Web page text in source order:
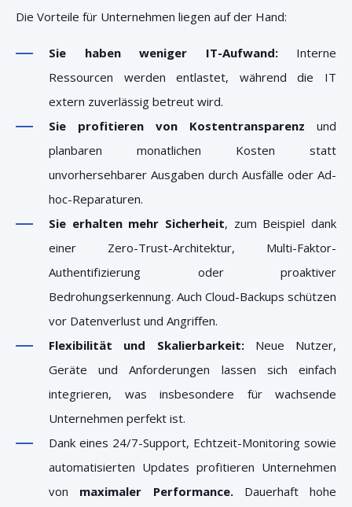
Die Vorteile für Unternehmen liegen auf der Hand:
Sie haben weniger IT-Aufwand:Interne
Ressourcen werden entlastet, während die IT
extern zuverlässig betreut wird.
Sie profitieren von Kostentransparenz und
planbaren monatlichen Kosten statt
unvorhersehbarer Ausgaben durch Ausfälle oder Ad-
hoc-Reparaturen.
Sie erhalten mehr Sicherheit, zum Beispiel dank
einer Zero-Trust-Architektur, Multi-Faktor-
Authentifizierung oder proaktiver
Bedrohungserkennung. Auch Cloud-Backups schützen
vor Datenverlust und Angriffen.
Flexibilität und Skalierbarkeit:Neue Nutzer,
Geräte und Anforderungen lassen sich einfach
integrieren, was insbesondere für wachsende
Unternehmen perfekt ist.
Dank eines 24/7-Support, Echtzeit-Monitoring sowie
automatisierten Updates profitieren Unternehmen
von maximaler Performance.Dauerhaft hohe